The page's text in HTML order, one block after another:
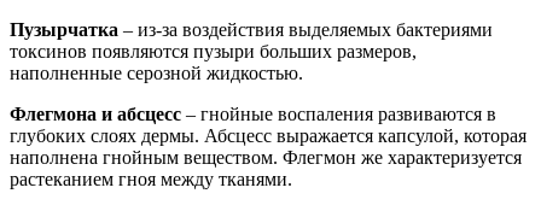
Пузырчатка – из-за воздействия выделяемых бактериями
токсинов появляются пузыри больших размеров,
наполненные серозной жидкостью.
Флегмона и абсцесс – гнойные воспаления развиваются в
глубоких слоях дермы. Абсцесс выражается капсулой, которая
наполнена гнойным веществом. Флегмон же характеризуется
растеканием гноя между тканями.